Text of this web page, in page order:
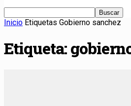
Inicio Etiquetas Gobierno sanchez
Etiqueta: